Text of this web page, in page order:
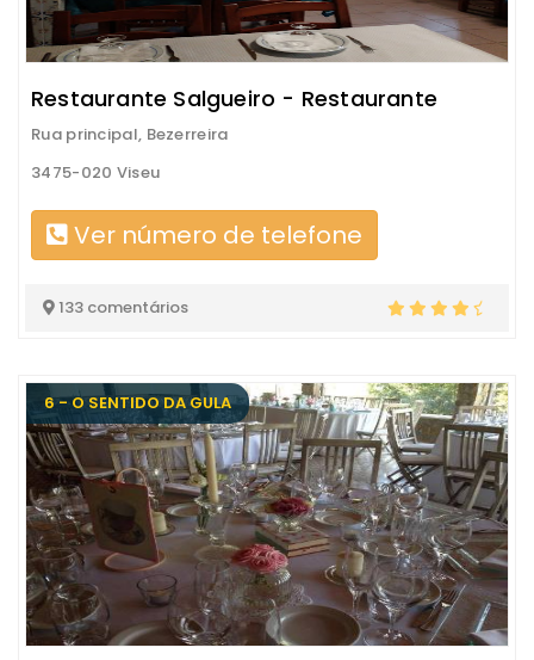
Restaurante Salgueiro - Restaurante
Rua principal, Bezerreira
3475-020 Viseu
Ver número de telefone
133 comentários
6 - O SENTIDO DA GULA